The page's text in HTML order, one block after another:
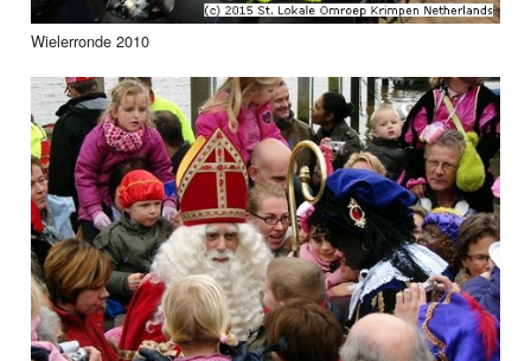
Wielerronde 2010